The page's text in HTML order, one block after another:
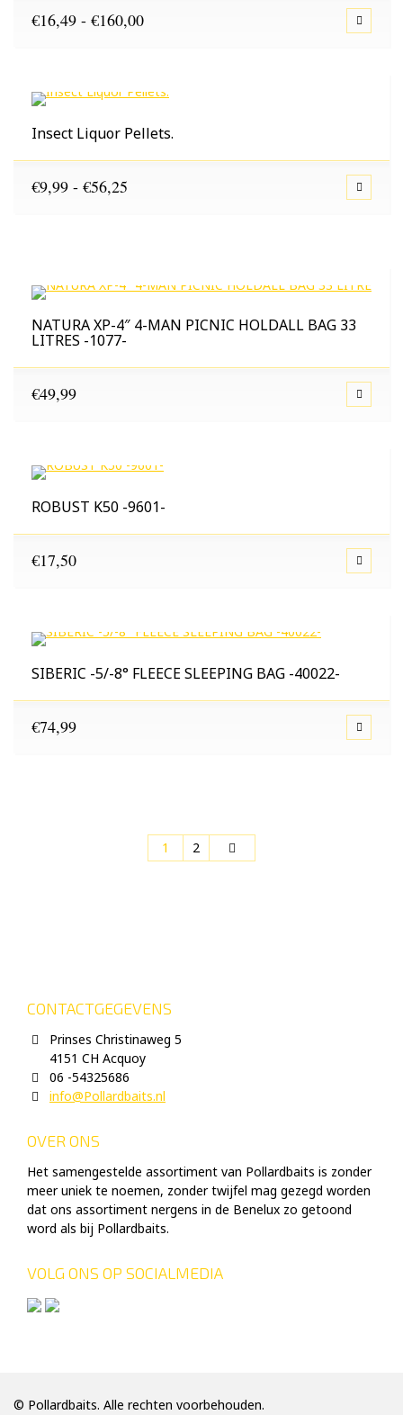
€16,49 - €160,00Prijsklasse:
€160,00
Insect Liquor Pellets.
€9,99 - €56,25
NATURA XP-4″ 4-MAN PICNIC HOLDALL BAG 33
LITRES -1077-
€49,99
ROBUST K50 -9601-
€17,50
SIBERIC -5/-8° FLEECE SLEEPING BAG -40022-
€74,99
1 2
CONTACTGEGEVENS
Prinses Christinaweg 5
4151 CH Acquoy
06 -54325686
info@Pollardbaits.nl
OVER ONS
Het samengestelde assortiment van Pollardbaits is zonder
meer uniek te noemen, zonder twijfel mag gezegd worden
dat ons assortiment nergens in de Benelux zo getoond
word als bij Pollardbaits.
VOLG ONS OP SOCIALMEDIA
© Pollardbaits. Alle rechten voorbehouden.